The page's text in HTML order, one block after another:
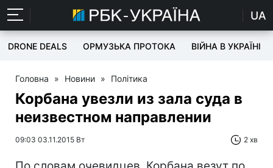
UA
DRONE DEALS ОРМУЗЬКА ПРОТОКА ВІЙНА В УКРАЇНІ
Головна » Новини » Політика
Корбана увезли из зала суда в
неизвестном направлении
09:03 03.11.2015 Вт 2 хв